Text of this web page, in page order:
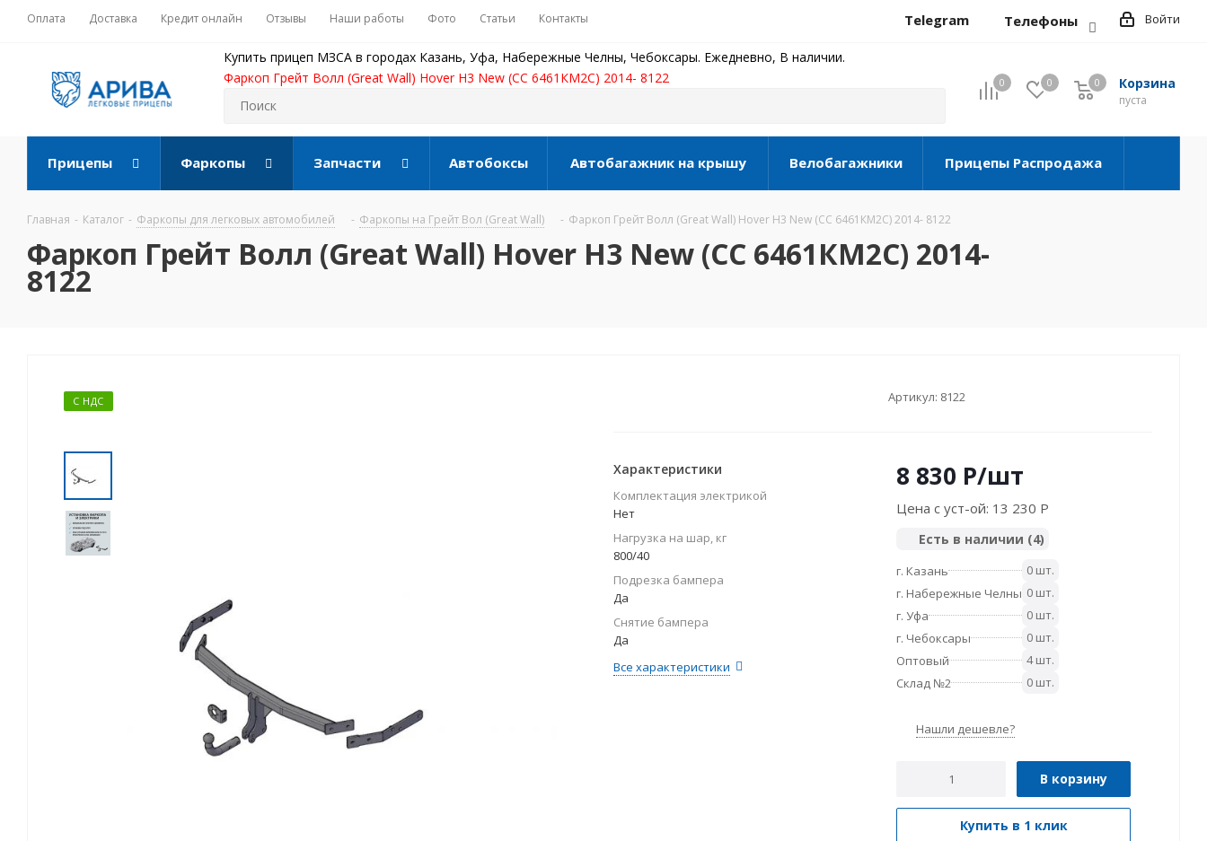
Оплата Доставка Кредит онлайн Отзывы Наши работы Фото Статьи Контакты Войти
Telegram Телефоны
Купить прицеп МЗСА в городах Казань, Уфа, Набережные Челны, Чебоксары. Ежедневно, В наличии.
Фаркоп Грейт Волл (Great Wall) Hover Н3 New (СС 6461КМ2С) 2014- 8122
0 0 Корзина
0
пуста
0
Прицепы Фаркопы Запчасти Автобоксы Автобагажник на крышу Велобагажники Прицепы Распродажа
Главная - Каталог - Фаркопы для легковых автомобилей - Фаркопы на Грейт Вол (Great Wall) - Фаркоп Грейт Волл (Great Wall) Hover Н3 New (СС 6461КМ2С) 2014- 8122
Фаркоп Грейт Волл (Great Wall) Hover Н3 New (СС 6461КМ2С) 2014-
8122
С НДС Артикул: 8122
Характеристики
Комплектация электрикой
Нет
Нагрузка на шар, кг
800/40
Подрезка бампера
Да
Снятие бампера
Да
Все характеристики
8 830 P/шт
Цена с уст-ой: 13 230 P
Есть в наличии (4)
г. Казань
0 шт.
г. Набережные Челны 0 шт.
г. Уфа
0 шт.
г. Чебоксары
0 шт.
Оптовый
4 шт.
Склад №2
0 шт.
Нашли дешевле?
В корзину
Купить в 1 клик